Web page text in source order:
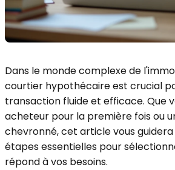
Dans le monde complexe de
courtier hypothécaire est crucial
transaction fluide et efficace. Que
acheteur pour la première fois ou
chevronné, cet article vous
étapes essentielles pour
répond à vos besoins.